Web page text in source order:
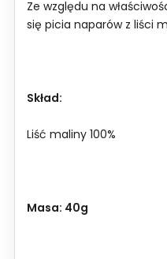
Ze względu na
się picia naparów z liści
Skład:
Liść maliny 100%
Masa: 40g